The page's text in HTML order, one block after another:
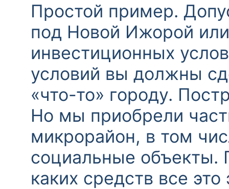
Простой пример.
под Новой Ижорой
инвестиционных
условий вы должны
«что-то» городу.
Но мы приобрели
микрорайон, в том
социальные объекты.
каких средств все это